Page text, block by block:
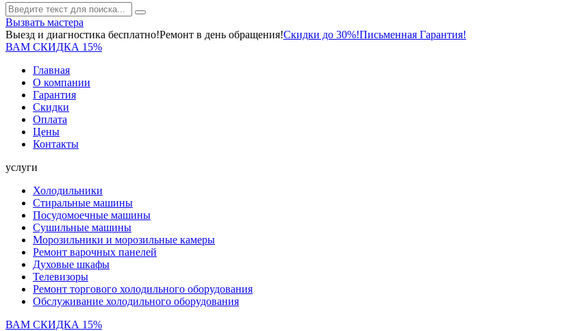
Вызвать мастера
Выезд и диагностика бесплатно!Ремонт в день обращения!Скидки до 30%!Письменная Гарантия!
ВАМ СКИДКА 15%
Главная
О компании
Гарантия
Скидки
Оплата
Цены
Контакты
услуги
Холодильники
Стиральные машины
Посудомоечные машины
Сушильные машины
Морозильники и морозильные камеры
Ремонт варочных панелей
Духовые шкафы
Телевизоры
Ремонт торгового холодильного оборудования
Обслуживание холодильного оборудования
ВАМ СКИДКА 15%